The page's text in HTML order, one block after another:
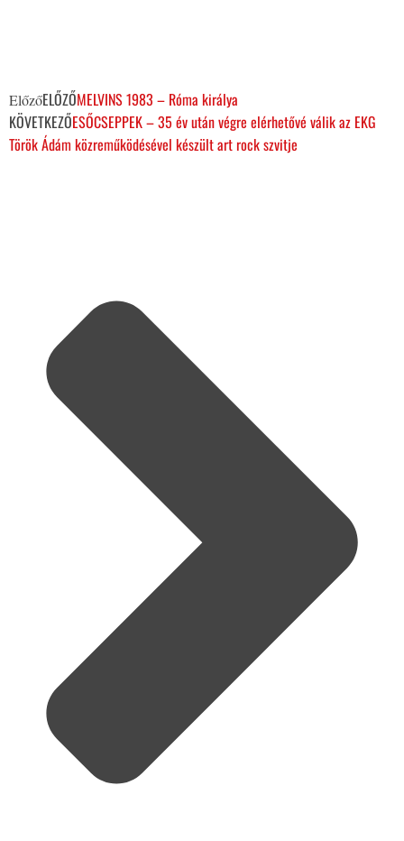
ElőzőELŐZŐMELVINS 1983 – Róma királya
KÖVETKEZŐESŐCSEPPEK – 35 év után végre elérhetővé válik az EKG
Török Ádám közreműködésével készült art rock szvitje